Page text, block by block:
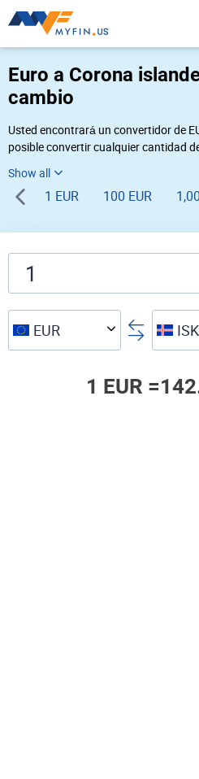
Euro a Corona
cambio
Usted encontrará un convertidor de
posible convertir cualquier cantidad
usted necesita una conversión
deISK EUR.
1 EUR 100 EUR
EUR ISK
1 EUR =